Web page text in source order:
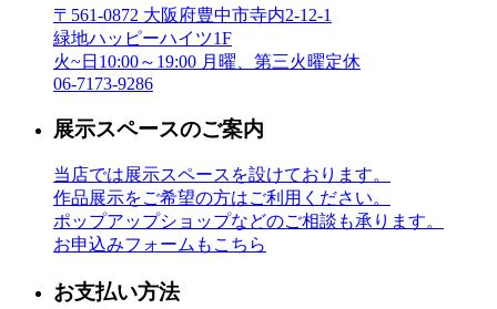
〒561-0872 大阪府豊中市寺内2-12-1
緑地ハッピーハイツ1F
火~日10:00～19:00 月曜、第三火曜定休
06-7173-9286
展示スペースのご案内
当店では展示スペースを設けております。
作品展示をご希望の方はご利用ください。
ポップアップショップなどのご相談も承ります。
お申込みフォームもこちら
お支払い方法